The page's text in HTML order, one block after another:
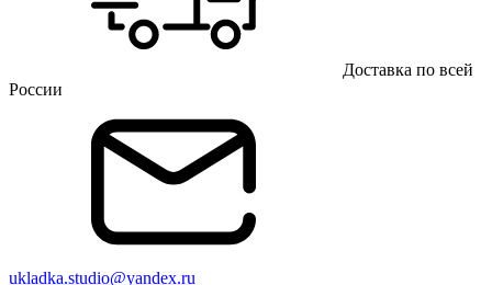
Доставка по всей
России
ukladka.studio@yandex.ru